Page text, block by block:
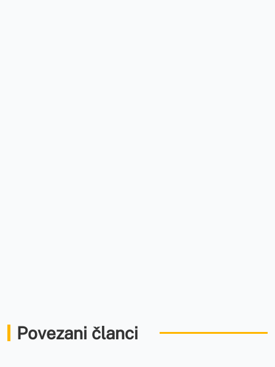
Povezani članci